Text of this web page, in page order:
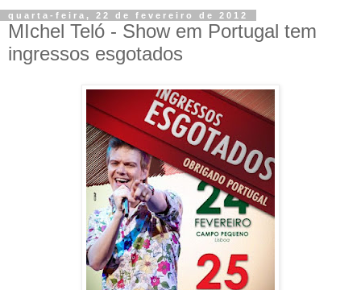
quarta-feira, 22 de fevereiro de 2012
MIchel Teló - Show em Portugal tem
ingressos esgotados